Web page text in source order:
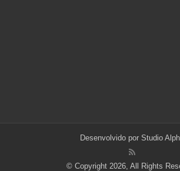
Desenvolvido por Studio
© Copyright 2026, All Rights